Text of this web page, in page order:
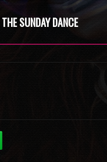
SUNDAY DANCE